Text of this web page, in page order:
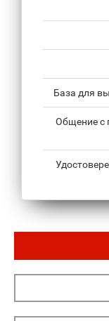
База для
Общение с